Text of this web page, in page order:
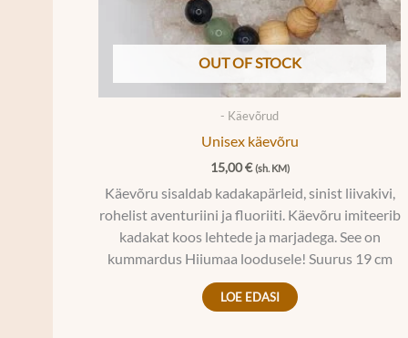
OUT OF STOCK
- Käevõrud
Unisex käevõru
15,00€ (sh. KM)
Käevõru sisaldab kadakapärleid, sinist liivakivi,
rohelist aventuriini ja fluoriiti. Käevõru imiteerib
kadakat koos lehtede ja marjadega. See on
kummardus Hiiumaa loodusele! Suurus 19 cm
LOE EDASI